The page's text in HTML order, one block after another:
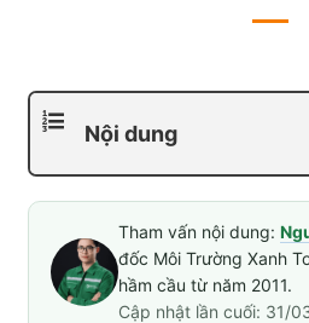
Nội dung
Tham vấn nội dung:
đốc Môi Trường Xanh
hầm cầu từ năm 2011.
Cập nhật lần cuối: 31/